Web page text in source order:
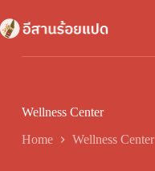
to
content
Wellness Center
Home Wellness Center